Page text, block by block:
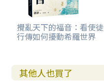
攪亂天下的福音：看使徒
行傳如何擾動希羅世界
其他人也買了